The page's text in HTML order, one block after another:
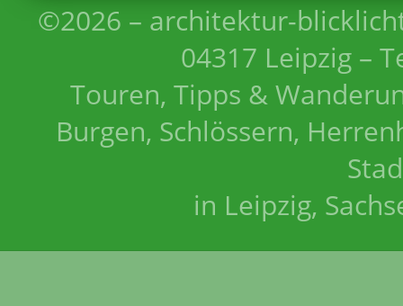
©2026 – architektur-
04317 Leipzig –
Touren, Tipps &
Burgen, Schlössern,
in Leipzig,